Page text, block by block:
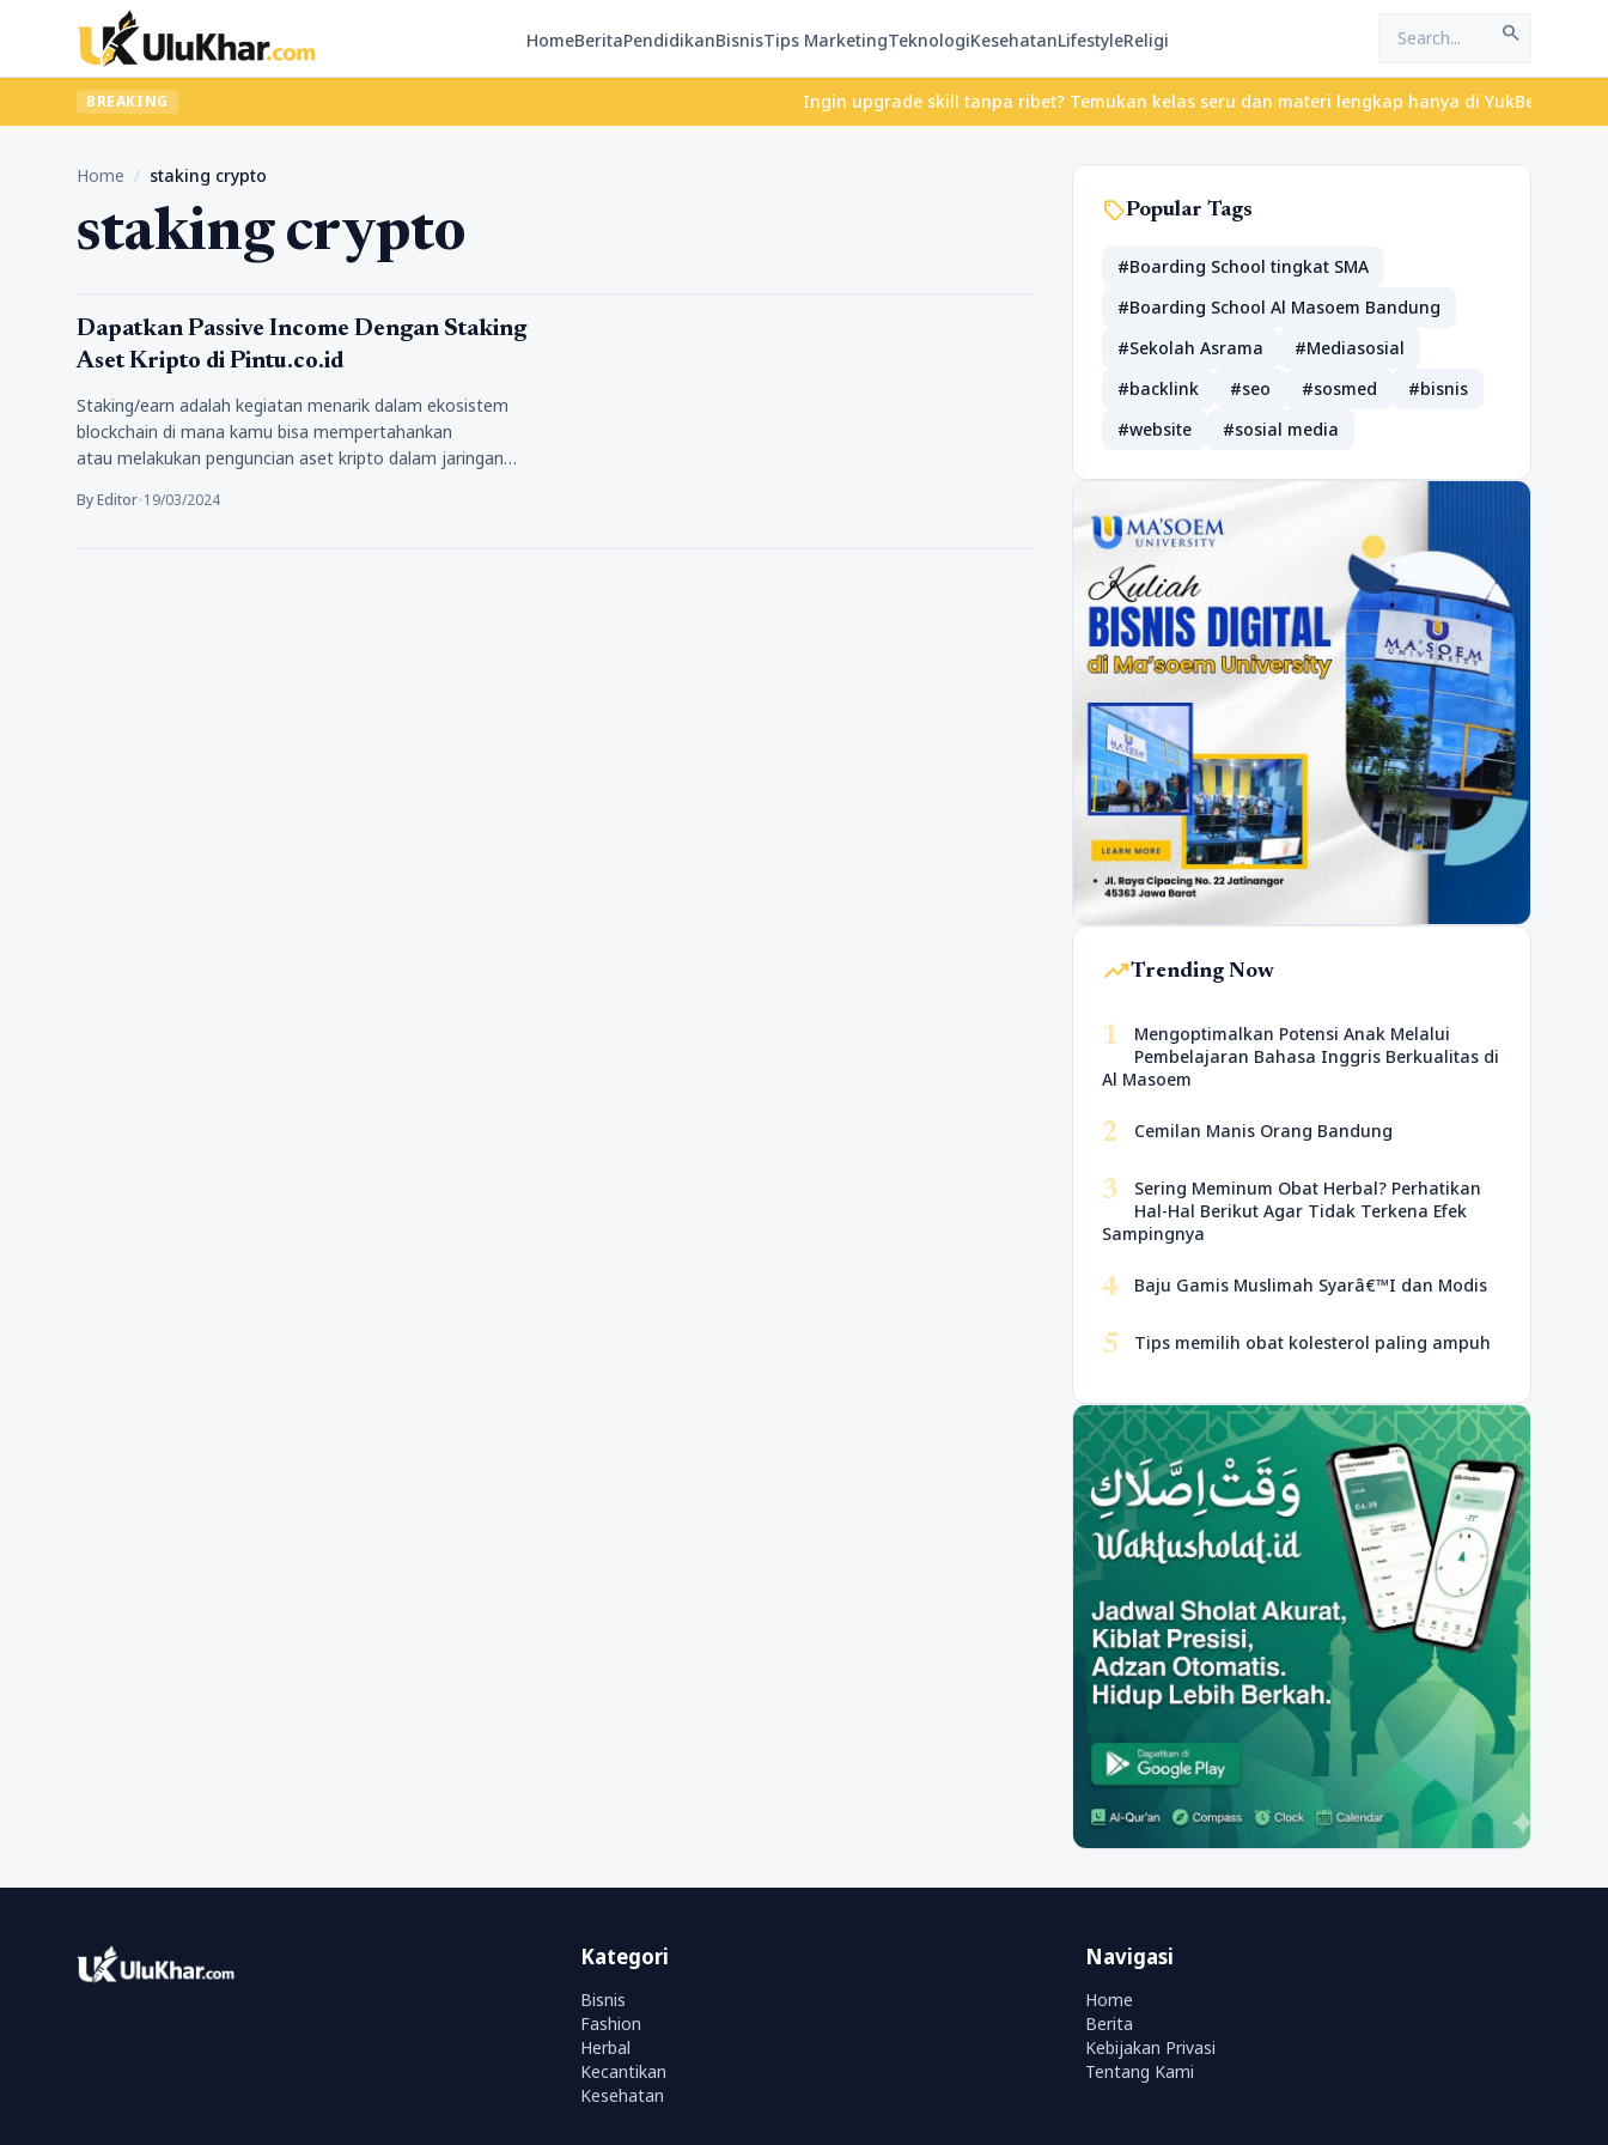
HomeBeritaPendidikanBisnisTips MarketingTeknologiKesehatanLifestyleReligi search
BREAKING Ingin upgrade skill tanpa ribet? Temukan kelas seru dan materi lengkap hanya di YukBelajar.com.
Home / staking crypto
staking crypto
Bisnis
Dapatkan Passive Income Dengan Staking
Aset Kripto di Pintu.co.id
Staking/earn adalah kegiatan menarik dalam ekosistem
blockchain di mana kamu bisa mempertahankan
atau melakukan penguncian aset kripto dalam jaringan
By Editor•19/03/2024
sellPopular Tags
#Boarding School tingkat SMA
#Boarding School Al Masoem Bandung
#Sekolah Asrama
#Mediasosial
#backlink
#seo #sosmed
#bisnis
#website
#sosial media
trending_upTrending Now
1
Mengoptimalkan Potensi Anak Melalui
Pembelajaran Bahasa Inggris Berkualitas di
Al Masoem
2 Cemilan Manis Orang Bandung
3
Sering Meminum Obat Herbal? Perhatikan
Hal-Hal Berikut Agar Tidak Terkena Efek
Sampingnya
4 Baju Gamis Muslimah Syarâ€™I dan Modis
5 Tips memilih obat kolesterol paling ampuh
Kategori
Bisnis
Fashion
Herbal
Kecantikan
Kesehatan
Navigasi
Home
Berita
Kebijakan Privasi
Tentang Kami